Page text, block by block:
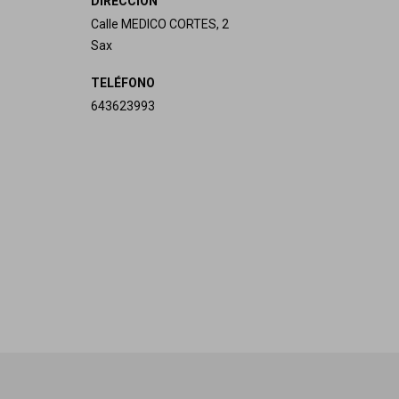
Calle MEDICO CORTES, 2
Sax
TELÉFONO
643623993